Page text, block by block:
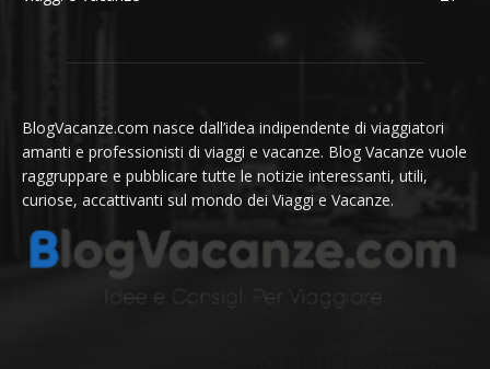
BlogVacanze.com nasce dall’idea indipendente di viaggiatori
amanti e professionisti di viaggi e vacanze. Blog Vacanze vuole
raggruppare e pubblicare tutte le notizie interessanti, utili,
curiose, accattivanti sul mondo dei Viaggi e Vacanze.